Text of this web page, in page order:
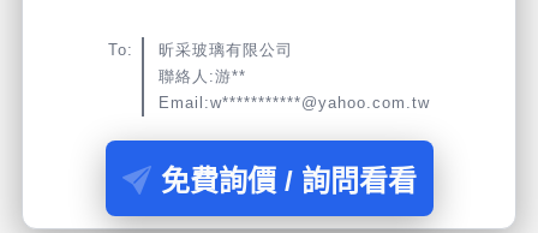
To:
昕采玻璃有限公司
聯絡人:游**
Email:w***********@yahoo.com.tw
免費詢價 / 詢問看看